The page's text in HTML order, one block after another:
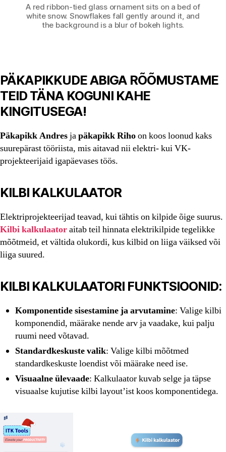
A red ribbon-tied glass ornament sits on a bed of
white snow. Snowflakes fall gently around it, and
the background is a blur of bokeh lights.
PÄKAPIKKUDE ABIGA RÕÕMUSTAME
TEID TÄNA KOGUNI KAHE
KINGITUSEGA!
Päkapikk Andresjapäkapikk Rihoon koos loonud kaks
suurepärast tööriista, mis aitavad nii elektri- kui VK-
projekteerijaid igapäevases töös.
KILBI KALKULAATOR
Elektriprojekteerijad teavad, kui tähtis on kilpide õige suurus.
Kilbi kalkulaatoraitab teil hinnata elektrikilpide tegelikke
mõõtmeid, et vältida olukordi, kus kilbid on liiga väiksed või
liiga suured.
KILBI KALKULAATORI FUNKTSIOONID:
Komponentide sisestamine ja arvutamine: Valige kilbi
komponendid, määrake nende arv ja vaadake, kui palju
ruumi need võtavad.
Standardkeskuste valik: Valige kilbi mõõtmed
standardkeskuste loendist või määrake need ise.
Visuaalne ülevaade: Kalkulaator kuvab selge ja täpse
visuaalse kujutise kilbi layout’ist koos komponentidega.